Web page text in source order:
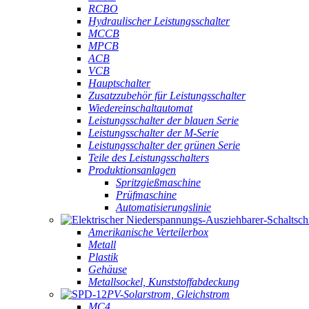
RCBO
Hydraulischer Leistungsschalter
MCCB
MPCB
ACB
VCB
Hauptschalter
Zusatzzubehör für Leistungsschalter
Wiedereinschaltautomat
Leistungsschalter der blauen Serie
Leistungsschalter der M-Serie
Leistungsschalter der grünen Serie
Teile des Leistungsschalters
Produktionsanlagen
Spritzgießmaschine
Prüfmaschine
Automatisierungslinie
Amerikanische Verteilerbox
Metall
Plastik
Gehäuse
Metallsockel, Kunststoffabdeckung
PV-Solarstrom, Gleichstrom
MC4